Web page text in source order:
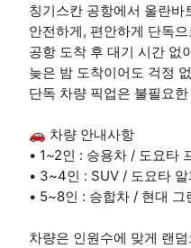
칭기스칸 공항에서 울란
안전하게, 편안하게 단독
공항 도착 후 대기 시간 없
늦은 밤 도착이어도 걱정
단독 차량 픽업은 불필요
🚗 차량 안내사항
• 1~2인 : 승용차 / 도요타
• 3~4인 : SUV / 도요타 알
• 5~8인 : 승합차 / 현대
차량은 인원수에 맞게 랜